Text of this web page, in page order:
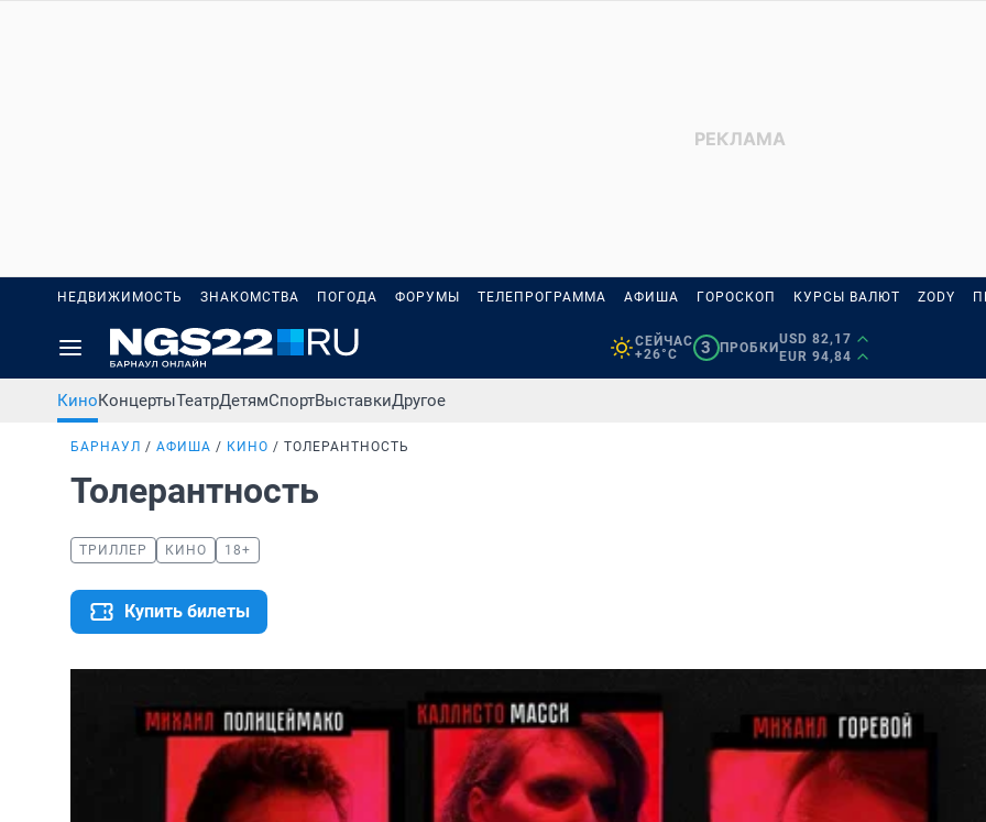
НЕДВИЖИМОСТЬ ЗНАКОМСТВА ПОГОДА ФОРУМЫ ТЕЛЕПРОГРАММА АФИША ГОРОСКОП КУРСЫ ВАЛЮТ ZODY
СЕЙЧАС
+26°C
3 ПРОБКИ
USD 82,17
EUR 94,84
КиноКонцертыТеатрДетямСпортВыставкиДругое
БАРНАУЛ АФИША КИНО ТОЛЕРАНТНОСТЬ
Толерантность
ТРИЛЛЕР КИНО 18+
Купить билеты